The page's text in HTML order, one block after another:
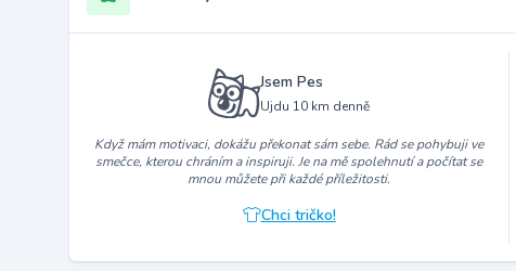
Jsem Pes
Ujdu 10 km denně
Když mám motivaci, dokážu překonat sám sebe. Rád se pohybuji ve
smečce, kterou chráním a inspiruji. Je na mě spolehnutí a počítat se
mnou můžete při každé příležitosti.
Chci tričko!